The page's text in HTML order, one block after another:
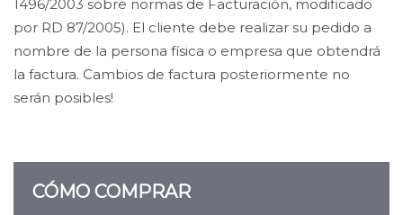
1496/2003 sobre normas de Facturación, modificado
por RD 87/2005). El cliente debe realizar su pedido a
nombre de la persona física o empresa que obtendrá
la factura. Cambios de factura posteriormente no
serán posibles!
CÓMO COMPRAR